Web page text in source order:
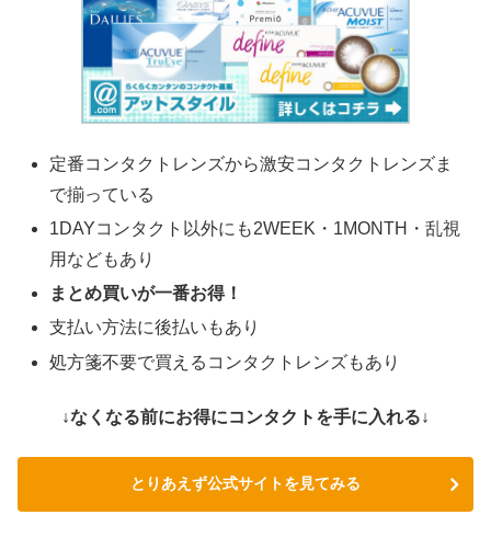
定番コンタクトレンズから激安コンタクトレンズま
で揃っている
1DAYコンタクト以外にも2WEEK・1MONTH・乱視
用などもあり
まとめ買いが一番お得！
支払い方法に後払いもあり
処方箋不要で買えるコンタクトレンズもあり
↓なくなる前にお得にコンタクトを手に入れる↓
とりあえず公式サイトを見てみる